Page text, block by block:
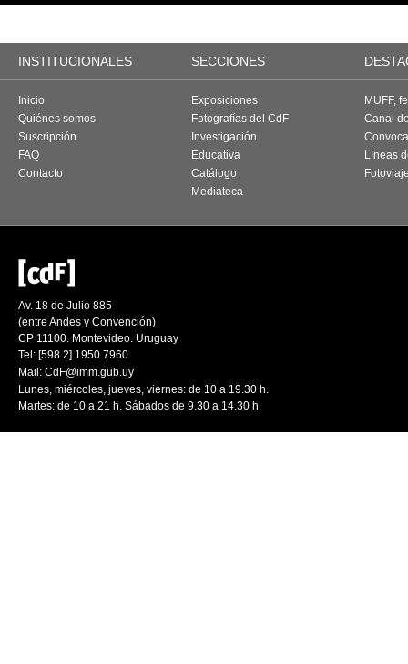
INSTITUCIONALES SECCIONES
Inicio
Quiénes somos
Suscripción
FAQ
Contacto
Exposiciones
Fotografías del CdF
Investigación
Educativa
Catálogo
Mediateca
MUFF,
Canal
Líneas
Av. 18 de Julio 885
(entre Andes y Convención)
CP 11100. Montevideo. Uruguay
Tel: [598 2] 1950 7960
Mail: CdF@imm.gub.uy
Lunes, miércoles, jueves, viernes: de 10 a 19.30 h.
Martes: de 10 a 21 h. Sábados de 9.30 a 14.30 h.